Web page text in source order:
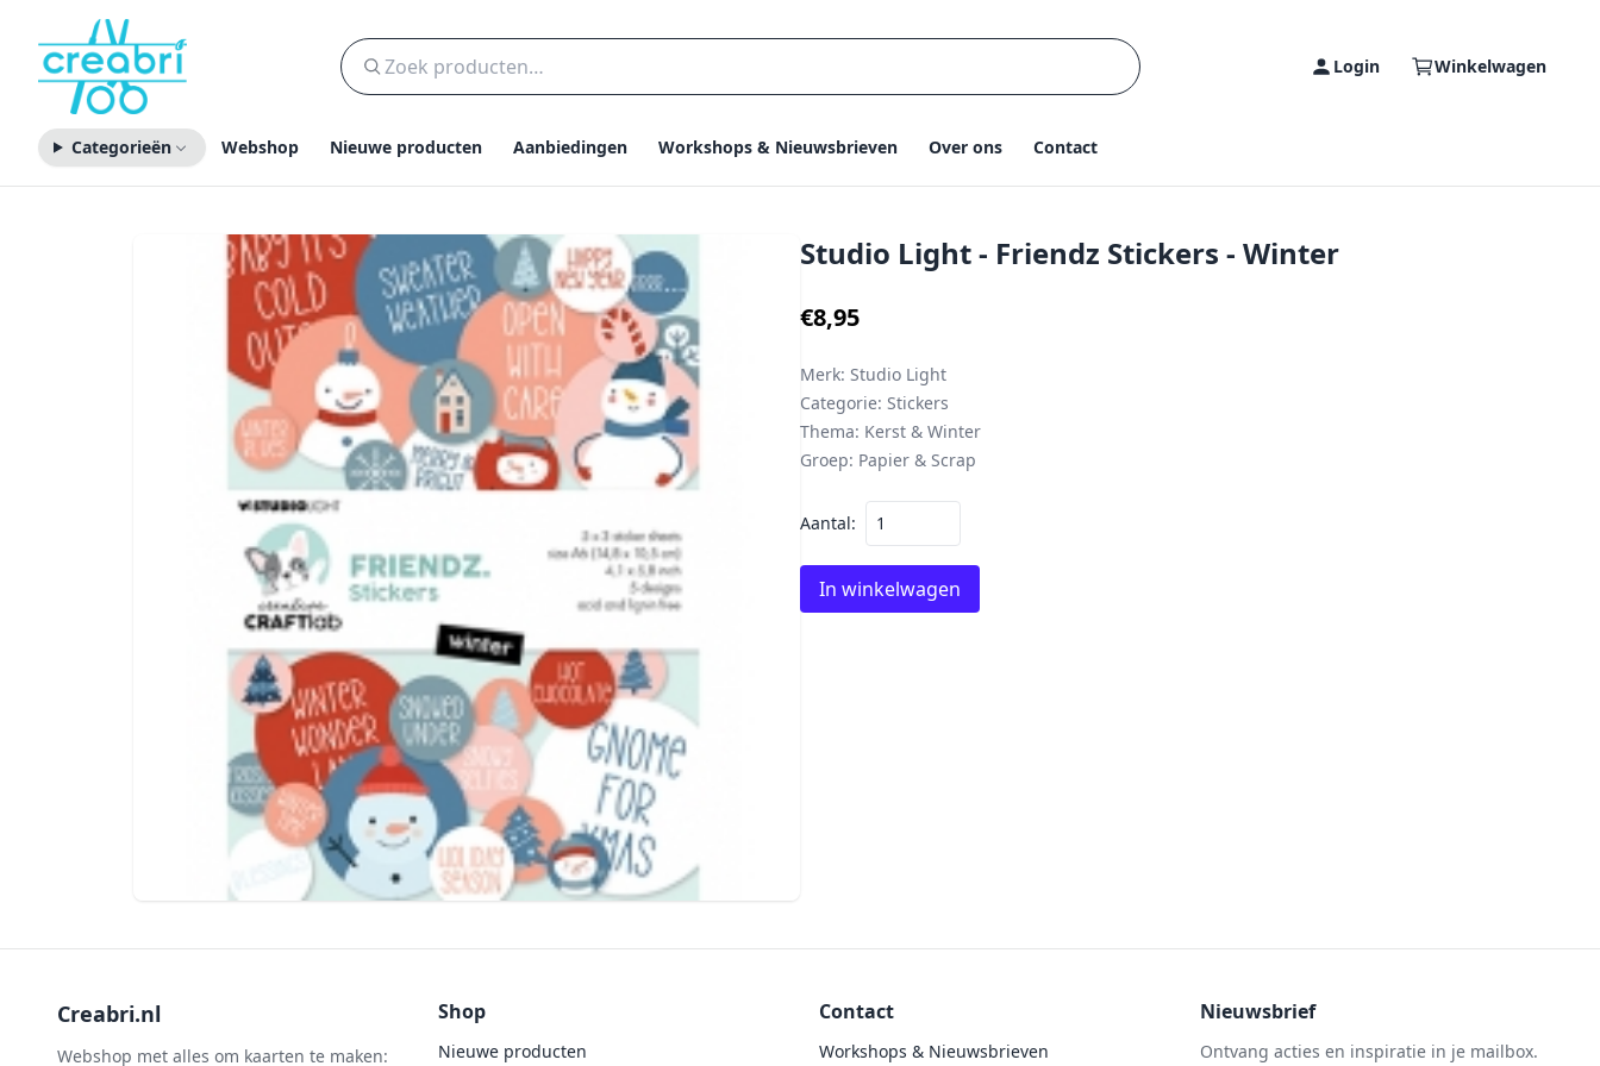
Login Winkelwagen
Categorieën Webshop Nieuwe producten Aanbiedingen Workshops & Nieuwsbrieven Over ons Contact
Studio Light - Friendz Stickers - Winter
€8,95
Merk: Studio Light
Categorie: Stickers
Thema: Kerst & Winter
Groep: Papier & Scrap
Aantal:
In winkelwagen
Creabri.nl
Webshop met alles om kaarten te maken:
Shop
Nieuwe producten
Contact
Workshops & Nieuwsbrieven
Nieuwsbrief
Ontvang acties en inspiratie in je mailbox.